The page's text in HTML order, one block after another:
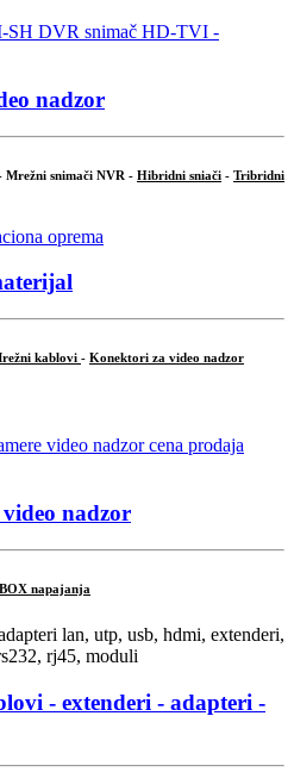
nadzor
Mrežni snimači NVR - Hibridni sniači - Tribridni
kablovi - Konektori za video nadzor
nadzor
napajanja
- extenderi - adapteri -